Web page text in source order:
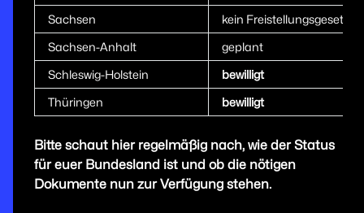
Sachsen
kein Freistellungsgesetz
Sachsen-Anhalt
geplant
Schleswig-Holstein
bewilligt
Thüringen
bewilligt
Bitte schaut hier regelmäßig nach, wie der Status
für euer Bundesland ist und ob die nötigen
Dokumente nun zur Verfügung stehen.